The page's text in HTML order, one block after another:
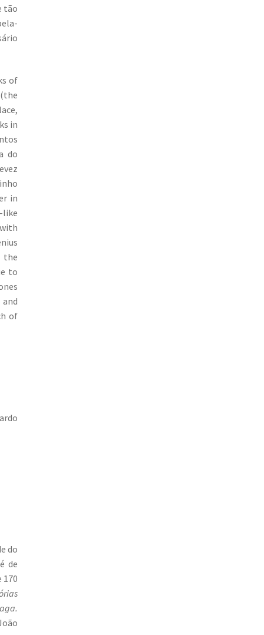
tão
of
in
do
in
to
of
do
de
170